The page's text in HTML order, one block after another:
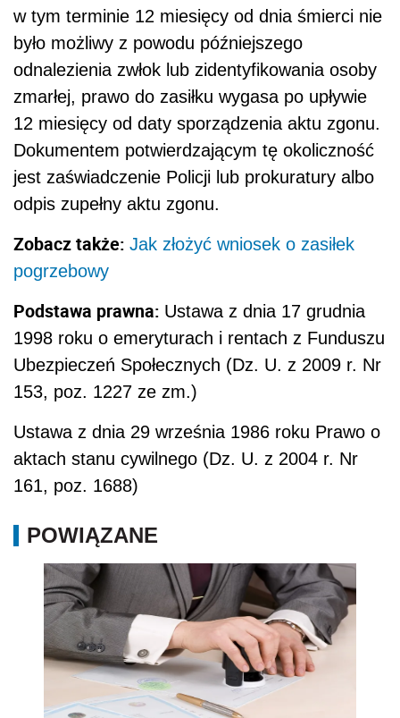
w tym terminie 12 miesięcy od dnia śmierci nie
było możliwy z powodu późniejszego
odnalezienia zwłok lub zidentyfikowania osoby
zmarłej, prawo do zasiłku wygasa po upływie
12 miesięcy od daty sporządzenia aktu zgonu.
Dokumentem potwierdzającym tę okoliczność
jest zaświadczenie Policji lub prokuratury albo
odpis zupełny aktu zgonu.
Zobacz także: Jak złożyć wniosek o zasiłek
pogrzebowy
Podstawa prawna: Ustawa z dnia 17 grudnia
1998 roku o emeryturach i rentach z Funduszu
Ubezpieczeń Społecznych (Dz. U. z 2009 r. Nr
153, poz. 1227 ze zm.)
Ustawa z dnia 29 września 1986 roku Prawo o
aktach stanu cywilnego (Dz. U. z 2004 r. Nr
161, poz. 1688)
POWIĄZANE